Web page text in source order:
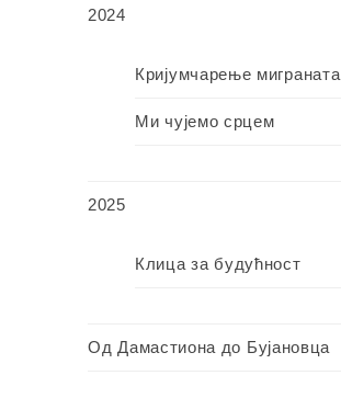
2024
Кријумчарење миграната
Ми чујемо срцем
2025
Клица за будућност
Од Дамастиона до Бујановца